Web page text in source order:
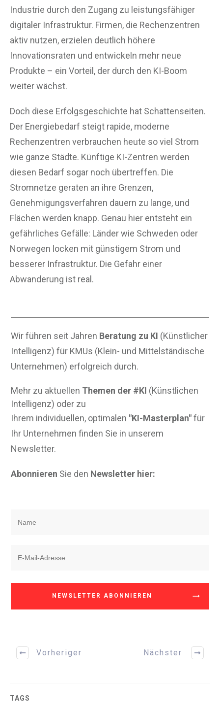
Industrie durch den Zugang zu leistungsfähiger
digitaler Infrastruktur. Firmen, die Rechenzentren
aktiv nutzen, erzielen deutlich höhere
Innovationsraten und entwickeln mehr neue
Produkte – ein Vorteil, der durch den KI-Boom
weiter wächst.
Doch diese Erfolgsgeschichte hat Schattenseiten.
Der Energiebedarf steigt rapide, moderne
Rechenzentren verbrauchen heute so viel Strom
wie ganze Städte. Künftige KI-Zentren werden
diesen Bedarf sogar noch übertreffen. Die
Stromnetze geraten an ihre Grenzen,
Genehmigungsverfahren dauern zu lange, und
Flächen werden knapp. Genau hier entsteht ein
gefährliches Gefälle: Länder wie Schweden oder
Norwegen locken mit günstigem Strom und
besserer Infrastruktur. Die Gefahr einer
Abwanderung ist real.
Wir führen seit Jahren Beratung zu KI (Künstlicher
Intelligenz) für KMUs (Klein- und Mittelständische
Unternehmen) erfolgreich durch.
Mehr zu aktuellen Themen der #KI (Künstlichen
Intelligenz) oder zu
Ihrem individuellen, optimalen "KI-Masterplan"für
Ihr Unternehmen finden Sie in unserem
Newsletter.
Abonnieren Sie den Newsletter hier:
NEWSLETTER ABONNIEREN
Vorheriger Nächster
TAGS